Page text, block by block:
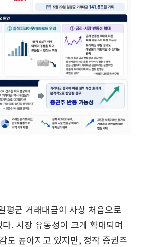
평균 거래대금이 사상 처음으로
. 시장 유동성이 크게 확대되며
도 높아지고 있지만, 정작 증권주